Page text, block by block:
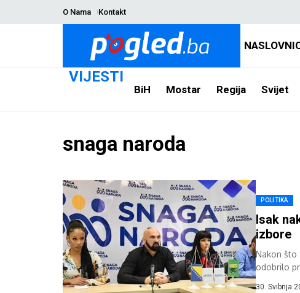
O Nama Kontakt
VIJESTI
BiH Mostar Regija Svijet
snaga naroda
POLITIKA
Isak
izbore
Nakon što
odobrilo
30. Svibnja